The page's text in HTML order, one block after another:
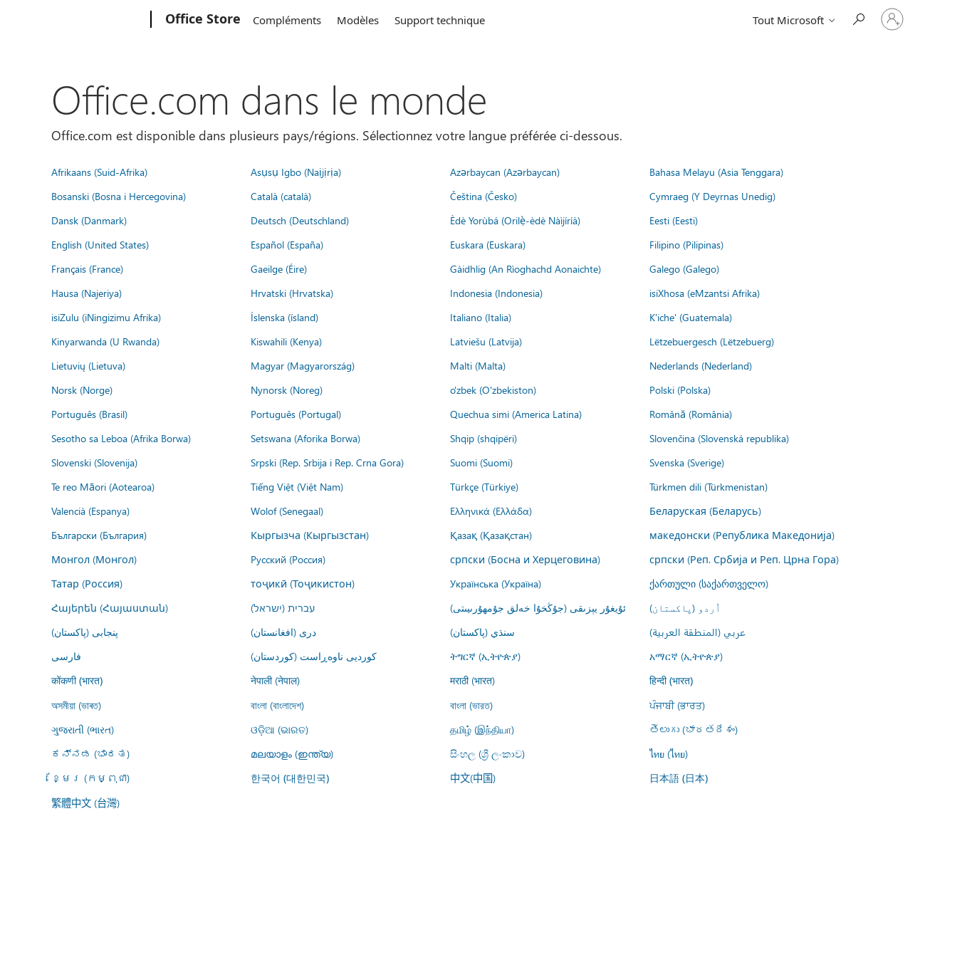
Office Store Compléments Modèles Support technique Tout Microsoft
Connectez-
vous
Office.com dans le monde
Office.com est disponible dans plusieurs pays/régions. Sélectionnez votre langue préférée ci-dessous.
Afrikaans (Suid-Afrika) Asụsụ Igbo (Naịjịrịa) Azərbaycan (Azərbaycan)
Bahasa Melayu (Asia Tenggara)
Bosanski (Bosna i Hercegovina)
Català (català) Čeština (Česko)
Cymraeg (Y Deyrnas Unedig)
Dansk (Danmark)
Deutsch (Deutschland) Èdè Yorùbá (Orilẹ̀-èdè Nàìjíríà)
Eesti (Eesti)
English (United States)
Español (España) Euskara (Euskara)
Filipino (Pilipinas)
Français (France)
Gaeilge (Éire) Gàidhlig (An Rìoghachd Aonaichte)
Galego (Galego)
Hausa (Najeriya)
Hrvatski (Hrvatska) Indonesia (Indonesia)
isiXhosa (eMzantsi Afrika)
isiZulu (iNingizimu Afrika)
Íslenska (ísland) Italiano (Italia)
K'iche' (Guatemala)
Kinyarwanda (U Rwanda)
Kiswahili (Kenya) Latviešu (Latvija)
Lëtzebuergesch (Lëtzebuerg)
Lietuvių (Lietuva)
Magyar (Magyarország) Malti (Malta)
Nederlands (Nederland)
Norsk (Norge)
Nynorsk (Noreg) o'zbek (O'zbekiston)
Polski (Polska)
Português (Brasil)
Português (Portugal) Quechua simi (America Latina)
Română (România)
Sesotho sa Leboa (Afrika Borwa)
Setswana (Aforika Borwa) Shqip (shqipëri)
Slovenčina (Slovenská republika)
Slovenski (Slovenija)
Srpski (Rep. Srbija i Rep. Crna Gora) Suomi (Suomi)
Svenska (Sverige)
Te reo Māori (Aotearoa)
Tiếng Việt (Việt Nam) Türkçe (Türkiye)
Türkmen dili (Türkmenistan)
Valencià (Espanya)
Wolof (Senegaal) Ελληνικά (Ελλάδα)
Беларуская (Беларусь)
Български (България)
Кыргызча (Кыргызстан) Қазақ (Қазақстан)
македонски (Република Македонија)
Монгол (Монгол)
Русский (Россия) српски (Босна и Херцеговина)
српски (Реп. Србија и Реп. Црна Гора)
Татар (Россия)
тоҷикӣ (Тоҷикистон) Українська (Україна)
ქართული (საქართველო)
Հայերեն (Հայաստան)
עברית (ישראל) ئۇيغۇر يېزىقى (جۇڭخۇا خەلق جۇمھۇرىيىتى)
اُردو (پاکستان)
پنجابی (پاکستان)
درى (افغانستان) سنڌي (پاکستان)
عربي (المنطقة العربية)
فارسى
کوردیی ناوەڕاست (کوردستان) ትግርኛ (ኢትዮጵያ) አማርኛ (ኢትዮጵያ)
कोंकणी (भारत) नेपाली (नेपाल) मराठी (भारत) हिन्दी (भारत)
অসমীয়া (ভাৰত) বাংলা (বাংলাদেশ) বাংলা (ভারত)
ਪੰਜਾਬੀ (ਭਾਰਤ)
ગુજરાતી (ભારત)
ଓଡ଼ିଆ (ଭାରତ) தமிழ் (இந்தியா)
తెలుగు (భారతదేశం)
ಕನ್ನಡ (ಭಾರತ)
മലയാളം (ഇന്ത്യ) සිංහල (ශ්‍රී ලංකාව)
ไทย (ไทย)
ខ្មែរ (កម្ពុជា)
한국어 (대한민국) 中文(中国) 日本語 (日本)
繁體中文 (台灣)